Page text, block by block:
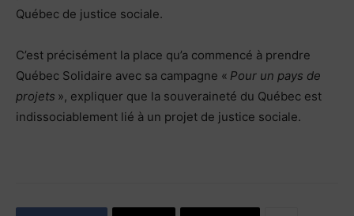
Québec de justice sociale.
C’est précisément la place qu’a commencé à prendre
Québec Solidaire avec sa campagne « Pour un pays de
projets », expliquer que la souveraineté du Québec est
indissociablement lié à un projet de justice sociale.